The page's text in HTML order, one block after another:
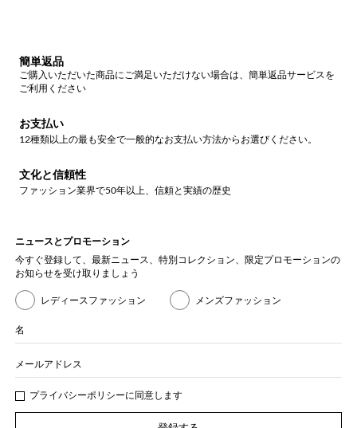
簡単返品
ご購入いただいた商品にご満足いただけない場合は、簡単返品サービスを
ご利用ください
お支払い
12種類以上の最も安全で一般的なお支払い方法からお選びください。
文化と信頼性
ファッション業界で50年以上、信頼と実績の歴史
ニュースとプロモーション
今すぐ登録して、最新ニュース、特別コレクション、限定プロモーションの
お知らせを受け取りましょう
レディースファッション メンズファッション
名
メールアドレス
プライバシーポリシーに同意します